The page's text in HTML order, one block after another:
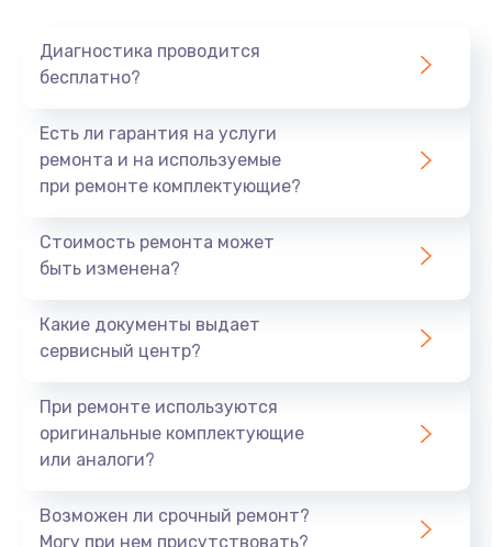
Диагностика проводится
бесплатно?
Есть ли гарантия на услуги
ремонта и на используемые
при ремонте комплектующие?
Стоимость ремонта может
быть изменена?
Какие документы выдает
сервисный центр?
При ремонте используются
оригинальные комплектующие
или аналоги?
Возможен ли срочный ремонт?
Могу при нем присутствовать?